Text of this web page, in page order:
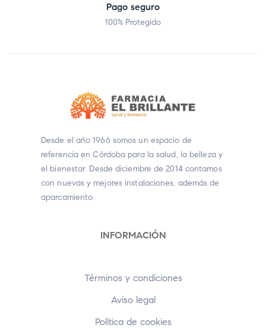
Pago seguro
100% Protegido
Desde el año 1966 somos un espacio de
referencia en Córdoba para la salud, la belleza y
el bienestar. Desde diciembre de 2014 contamos
con nuevas y mejores instalaciones, además de
aparcamiento.
INFORMACIÓN
Términos y condiciones
Aviso legal
Política de cookies